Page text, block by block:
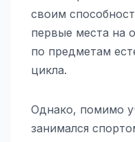
своим
первые места на
по предметам
цикла.
Однако, помимо
занимался